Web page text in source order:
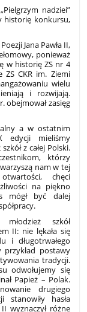
nadziei”
historię konkursu,
Jana Pawła II,
ponieważ
w historię ZS nr 4
CKR im. Ziemi
wielu
i rozwijają.
obejmował zasięg
a w ostatnim
edycji mieliśmy
z całej Polski.
którzy
nam w tej
chęci
na piękno
mógł być dalej
szkół
II: nie lękała się
i długotrwałego
przykład postawy
tradycji.
odwołujemy się
Papież – Polak.
drugiego
stanowiły hasła
wyznaczył różne